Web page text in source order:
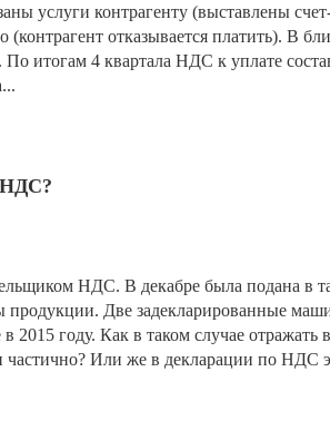
услуги контрагенту (выставлены
отказывается платить). В
По итогам 4 квартала НДС к уплате
НДС?
НДС. В декабре была подана в
продукции. Две задекларированные
2015 году. Как в таком случае
Или же в декларации по НДС